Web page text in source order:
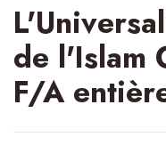
de l'Islam
F/A